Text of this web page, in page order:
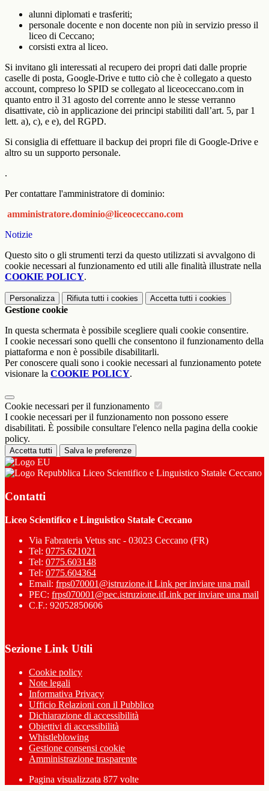
alunni diplomati e trasferiti;
personale docente e non docente non più in servizio presso il
liceo di Ceccano;
corsisti extra al liceo.
Si invitano gli interessati al recupero dei propri dati dalle proprie
caselle di posta, Google-Drive e tutto ciò che è collegato a questo
account, compreso lo SPID se collegato al liceoceccano.com in
quanto entro il 31 agosto del corrente anno le stesse verranno
disattivate, ciò in applicazione dei principi stabiliti dall’art. 5, par 1
lett. a), c), e e), del RGPD.
Si consiglia di effettuare il backup dei propri file di Google-Drive e
altro su un supporto personale.
.
Per contattare l'amministratore di dominio:
amministratore.dominio@liceoceccano.com
Notizie
Questo sito o gli strumenti terzi da questo utilizzati si avvalgono di
cookie necessari al funzionamento ed utili alle finalità illustrate nella
COOKIE POLICY.
Personalizza Rifiuta tutti i cookies Accetta tutti i cookies
Gestione cookie
In questa schermata è possibile scegliere quali cookie consentire.
I cookie necessari sono quelli che consentono il funzionamento della
piattaforma e non è possibile disabilitarli.
Per conoscere quali sono i cookie necessari al funzionamento potete
visionare la COOKIE POLICY.
Cookie necessari per il funzionamento
I cookie necessari per il funzionamento non possono essere
disabilitati. È possibile consultare l'elenco nella pagina della cookie
policy.
Accetta tutti Salva le preferenze
Liceo Scientifico e Linguistico Statale Ceccano
Contatti
Liceo Scientifico e Linguistico Statale Ceccano
Via Fabrateria Vetus snc - 03023 Ceccano (FR)
Tel: 0775.621021
Tel: 0775.603148
Tel: 0775.604364
Email: frps070001@istruzione.it Link per inviare una mail
PEC: frps070001@pec.istruzione.itLink per inviare una mail
C.F.: 92052850606
Sezione Link Utili
Cookie policy
Note legali
Informativa Privacy
Ufficio Relazioni con il Pubblico
Dichiarazione di accessibilità
Obiettivi di accessibilità
Whistleblowing
Gestione consensi cookie
Amministrazione trasparente
Pagina visualizzata 877 volte